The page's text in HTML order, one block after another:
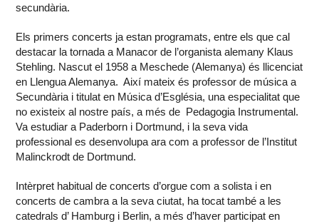
secundària.
Els primers concerts ja estan programats, entre els que cal
destacar la tornada a Manacor de l’organista alemany Klaus
Stehling. Nascut el 1958 a Meschede (Alemanya) és llicenciat
en Llengua Alemanya. Així mateix és professor de música a
Secundària i titulat en Música d’Església, una especialitat que
no existeix al nostre país, a més de Pedagogia Instrumental.
Va estudiar a Paderborn i Dortmund, i la seva vida
professional es desenvolupa ara com a professor de l’Institut
Malinckrodt de Dortmund.
Intèrpret habitual de concerts d’orgue com a solista i en
concerts de cambra a la seva ciutat, ha tocat també a les
catedrals d’ Hamburg i Berlin, a més d’haver participat en